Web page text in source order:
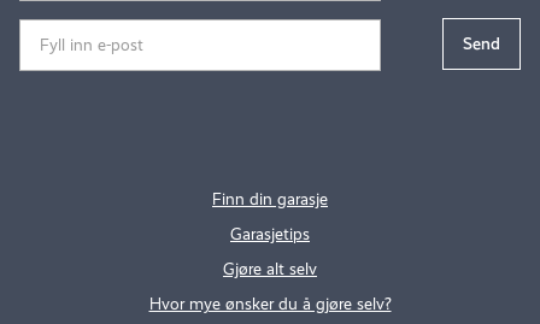
Finn din garasje
Garasjetips
Gjøre alt selv
Hvor mye ønsker du å gjøre selv?